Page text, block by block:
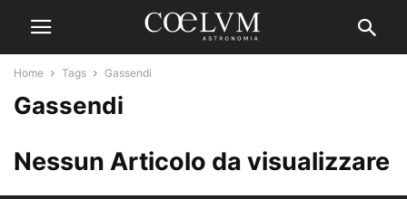
Home Tags Gassendi
Gassendi
Nessun Articolo da visualizzare